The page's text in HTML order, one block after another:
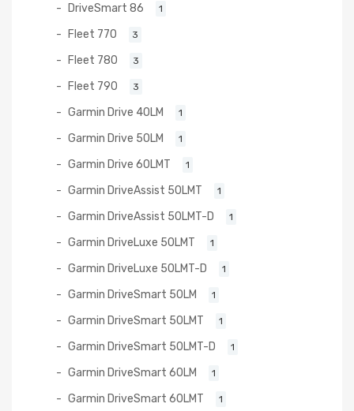
DriveSmart 86 1
Fleet 770 3
Fleet 780 3
Fleet 790 3
Garmin Drive 40LM 1
Garmin Drive 50LM 1
Garmin Drive 60LMT 1
Garmin DriveAssist 50LMT 1
Garmin DriveAssist 50LMT-D 1
Garmin DriveLuxe 50LMT 1
Garmin DriveLuxe 50LMT-D 1
Garmin DriveSmart 50LM 1
Garmin DriveSmart 50LMT 1
Garmin DriveSmart 50LMT-D 1
Garmin DriveSmart 60LM 1
Garmin DriveSmart 60LMT 1